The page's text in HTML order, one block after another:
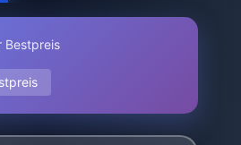
Bestpreis